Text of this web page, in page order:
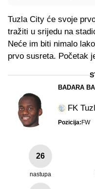
Tuzla City će svoje
tražiti u srijedu na
Neće im biti nimalo
prvo susreta. Početak
BADARA
FK
Pozicija: FW
26
nastupa